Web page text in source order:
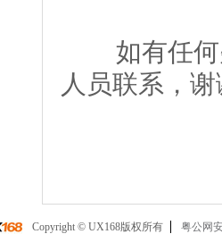
如有任何
人员联系，
Copyright © UX168版权所有 粤公网